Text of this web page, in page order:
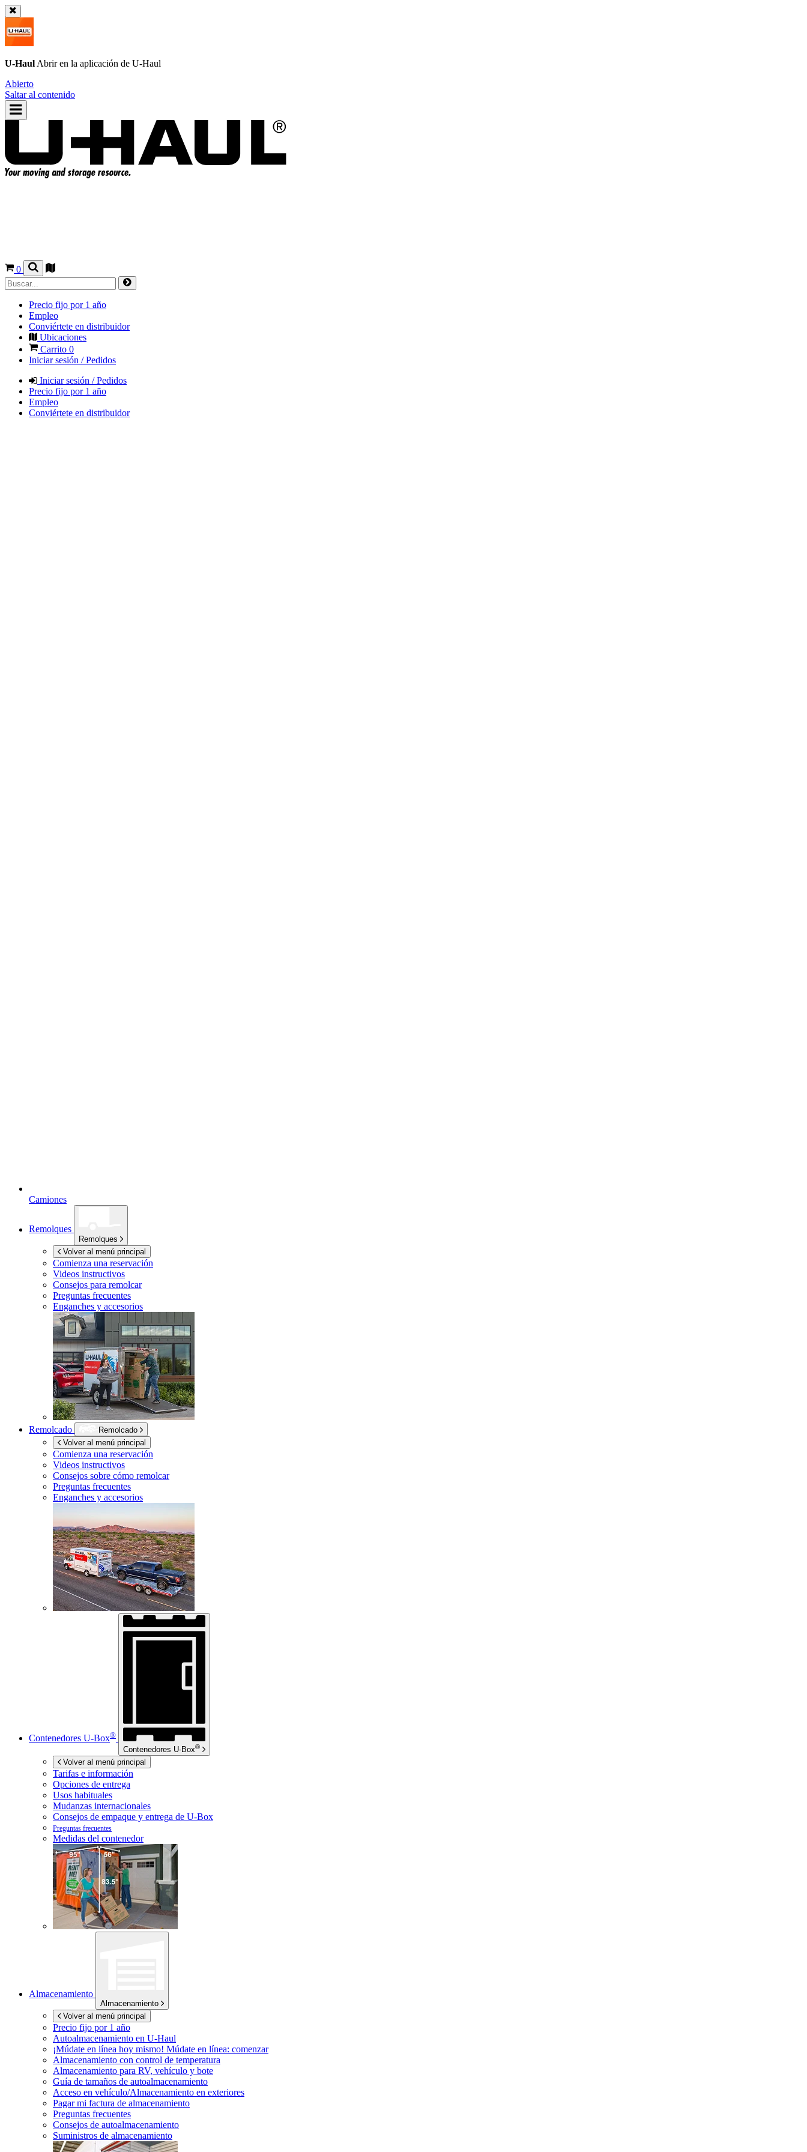
U-Haul Abrir en la aplicación de U-Haul
Abierto
Saltar al contenido
0
Precio fijo por 1 año
Empleo
Conviértete en distribuidor
Ubicaciones
Carrito 0
Iniciar sesión / Pedidos
Iniciar sesión / Pedidos
Precio fijo por 1 año
Empleo
Conviértete en distribuidor
Camiones
Remolques
Remolques
Volver al menú principal
Comienza una reservación
Videos instructivos
Consejos para remolcar
Preguntas frecuentes
Enganches y accesorios
Remolcado
Remolcado
Volver al menú principal
Comienza una reservación
Videos instructivos
Consejos sobre cómo remolcar
Preguntas frecuentes
Enganches y accesorios
Contenedores U-Box®
Contenedores U-Box®
Volver al menú principal
Tarifas e información
Opciones de entrega
Usos habituales
Mudanzas internacionales
Consejos de empaque y entrega de U-Box
Preguntas frecuentes
Medidas del contenedor
Almacenamiento
Almacenamiento
Volver al menú principal
Precio fijo por 1 año
Autoalmacenamiento en U-Haul
¡Múdate en línea hoy mismo! Múdate en línea: comenzar
Almacenamiento con control de temperatura
Almacenamiento para RV, vehículo y bote
Guía de tamaños de autoalmacenamiento
Acceso en vehículo/Almacenamiento en exteriores
Pagar mi factura de almacenamiento
Preguntas frecuentes
Consejos de autoalmacenamiento
Suministros de almacenamiento